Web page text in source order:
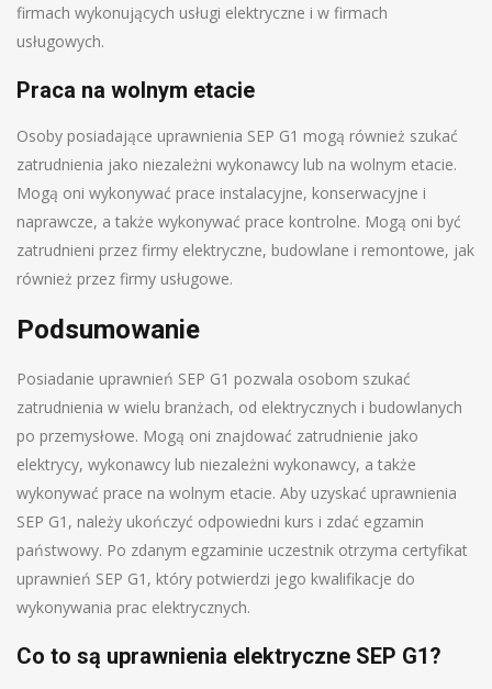
firmach wykonujących usługi elektryczne i w firmach
usługowych.
Praca na wolnym etacie
Osoby posiadające uprawnienia SEP G1 mogą również szukać
zatrudnienia jako niezależni wykonawcy lub na wolnym etacie.
Mogą oni wykonywać prace instalacyjne, konserwacyjne i
naprawcze, a także wykonywać prace kontrolne. Mogą oni być
zatrudnieni przez firmy elektryczne, budowlane i remontowe, jak
również przez firmy usługowe.
Podsumowanie
Posiadanie uprawnień SEP G1 pozwala osobom szukać
zatrudnienia w wielu branżach, od elektrycznych i budowlanych
po przemysłowe. Mogą oni znajdować zatrudnienie jako
elektrycy, wykonawcy lub niezależni wykonawcy, a także
wykonywać prace na wolnym etacie. Aby uzyskać uprawnienia
SEP G1, należy ukończyć odpowiedni kurs i zdać egzamin
państwowy. Po zdanym egzaminie uczestnik otrzyma certyfikat
uprawnień SEP G1, który potwierdzi jego kwalifikacje do
wykonywania prac elektrycznych.
Co to są uprawnienia elektryczne SEP G1?